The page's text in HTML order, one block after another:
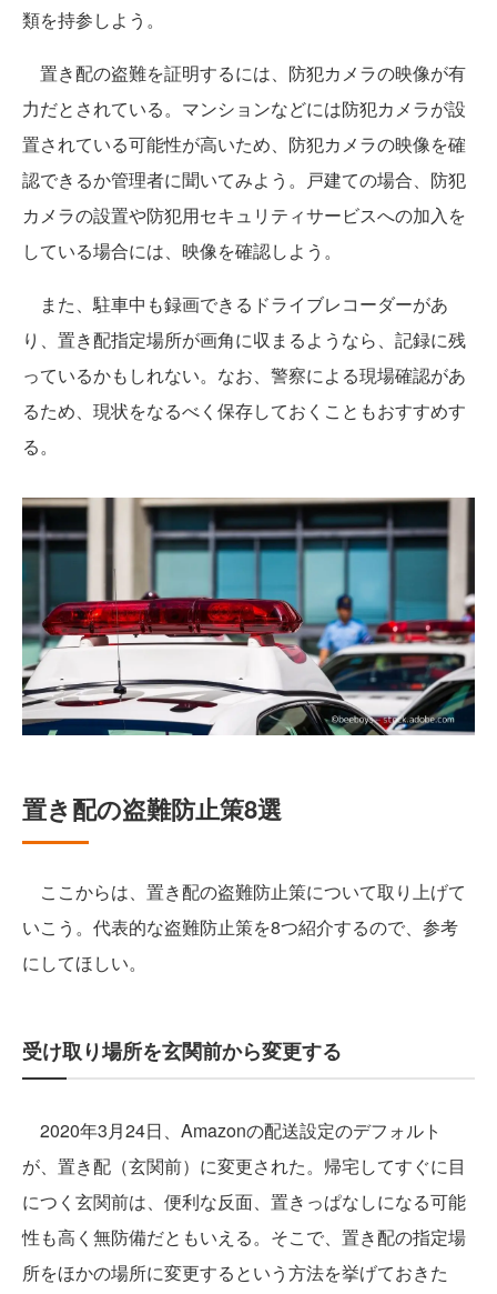
類を持参しよう。
置き配の盗難を証明するには、防犯カメラの映像が有
力だとされている。マンションなどには防犯カメラが設
置されている可能性が高いため、防犯カメラの映像を確
認できるか管理者に聞いてみよう。戸建ての場合、防犯
カメラの設置や防犯用セキュリティサービスへの加入を
している場合には、映像を確認しよう。
また、駐車中も録画できるドライブレコーダーがあ
り、置き配指定場所が画角に収まるようなら、記録に残
っているかもしれない。なお、警察による現場確認があ
るため、現状をなるべく保存しておくこともおすすめす
る。
置き配の盗難防止策8選
ここからは、置き配の盗難防止策について取り上げて
いこう。代表的な盗難防止策を8つ紹介するので、参考
にしてほしい。
受け取り場所を玄関前から変更する
2020年3月24日、Amazonの配送設定のデフォルト
が、置き配（玄関前）に変更された。帰宅してすぐに目
につく玄関前は、便利な反面、置きっぱなしになる可能
性も高く無防備だともいえる。そこで、置き配の指定場
所をほかの場所に変更するという方法を挙げておきた